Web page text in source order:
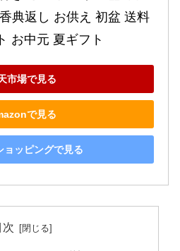
典返し お供え 初盆 送料
お中元 夏ギフト
市場で見る
で見る
ッピングで見る
次